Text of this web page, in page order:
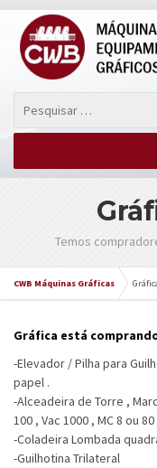
Temos
CWB Máquinas Gráficas
Gráfica está
-Elevador / Pilha para
papel .
-Alceadeira de Torre ,
100 , Vac 1000 , MC 8 ou 80
-Coladeira Lombada
-Guilhotina Trilateral